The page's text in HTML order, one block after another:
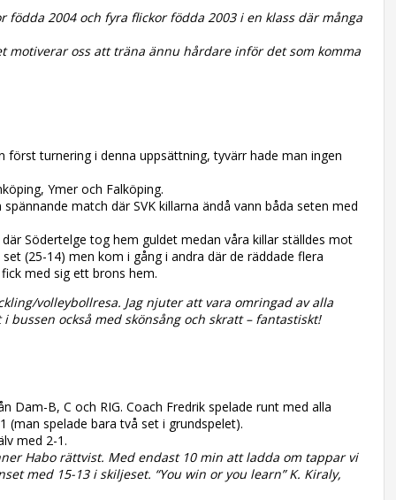
2004 och fyra flickor födda 2003 i en klass där många
oss att träna ännu hårdare inför det som komma
turnering i denna uppsättning, tyvärr hade man ingen
Ymer och Falköping.
match där SVK killarna ändå vann båda seten med
Södertelge tog hem guldet medan våra killar ställdes mot
(25-14) men kom i gång i andra där de räddade flera
med sig ett brons hem.
volleybollresa. Jag njuter att vara omringad av alla
också med skönsång och skratt – fantastiskt!
Dam-B, C och RIG. Coach Fredrik spelade runt med alla
spelade bara två set i grundspelet).
med 2-1.
Habo rättvist. Med endast 10 min att ladda om tappar vi
med 15-13 i skiljeset. “You win or you learn” K. Kiraly,